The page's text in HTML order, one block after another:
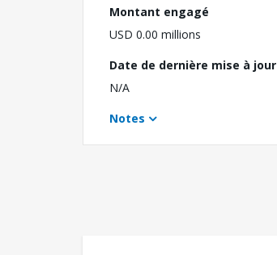
Montant engagé
USD 0.00 millions
Date de dernière mise à jour
N/A
Notes